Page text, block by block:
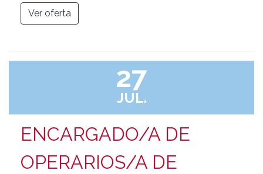
Ver oferta
27
JUL.
ENCARGADO/A DE
OPERARIOS/A DE